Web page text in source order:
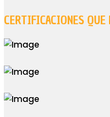
CERTIFICACIONES QUE